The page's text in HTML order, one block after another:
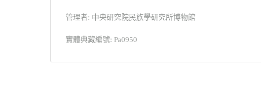
管理者: 中央研究院民族學研究所博物館
實體典藏編號: Pa0950